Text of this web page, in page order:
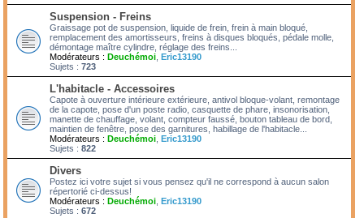
Suspension - Freins
Graissage pot de suspension, liquide de frein, frein à main bloqué,
remplacement des amortisseurs, freins à disques bloqués, pédale molle,
démontage maître cylindre, réglage des freins...
Modérateurs : Deuchémoi Eric13190
Sujets : 723
L'habitacle - Accessoires
Capote à ouverture intérieure extérieure, antivol bloque-volant, remontage
de la capote, pose d'un poste radio, casquette de phare, insonorisation,
manette de chauffage, volant, compteur faussé, bouton tableau de bord,
maintien de fenêtre, pose des garnitures, habillage de l'habitacle...
Modérateurs : Deuchémoi Eric13190
Sujets : 822
Divers
Postez ici votre sujet si vous pensez qu'il ne correspond à aucun salon
répertorié ci-dessus!
Modérateurs : Deuchémoi Eric13190
Sujets : 672